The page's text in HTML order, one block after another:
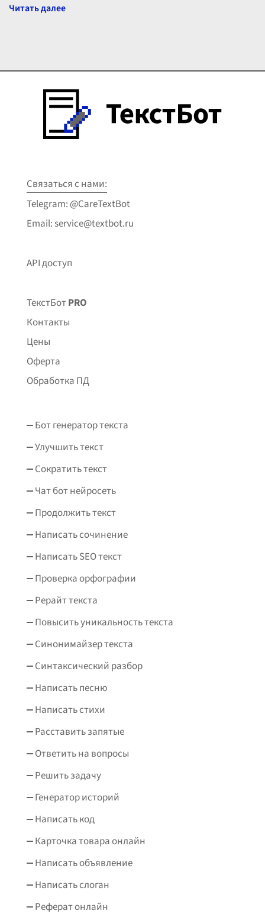
Связаться с нами:
Telegram: @CareTextBot
Email: service@textbot.ru
API доступ
ТекстБотPRO
Контакты
Цены
Оферта
Обработка ПД
Бот генератор текста
Улучшить текст
Сократить текст
Чат бот нейросеть
Продолжить текст
Написать сочинение
Написать SEO текст
Проверка орфографии
Рерайт текста
Повысить уникальность текста
Синонимайзер текста
Синтаксический разбор
Написать песню
Написать стихи
Расставить запятые
Ответить на вопросы
Решить задачу
Генератор историй
Написать код
Карточка товара онлайн
Написать объявление
Написать слоган
Реферат онлайн